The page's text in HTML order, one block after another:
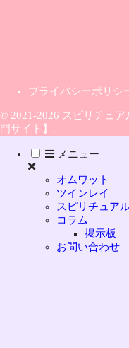
プライバシーポリシ
© 2021-2026 スピリチュ
門サイト】.
メニュー
オムワット
ツインレイ
スピリチュア
コラム
掲示板
お問い合わせ